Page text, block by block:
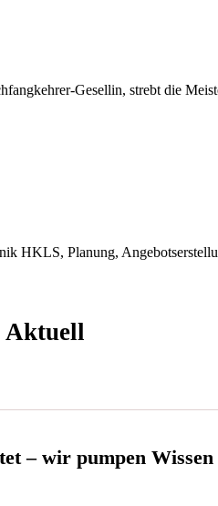
Gesellin, strebt die
HKLS, Planung,
Aktuell
– wir pumpen